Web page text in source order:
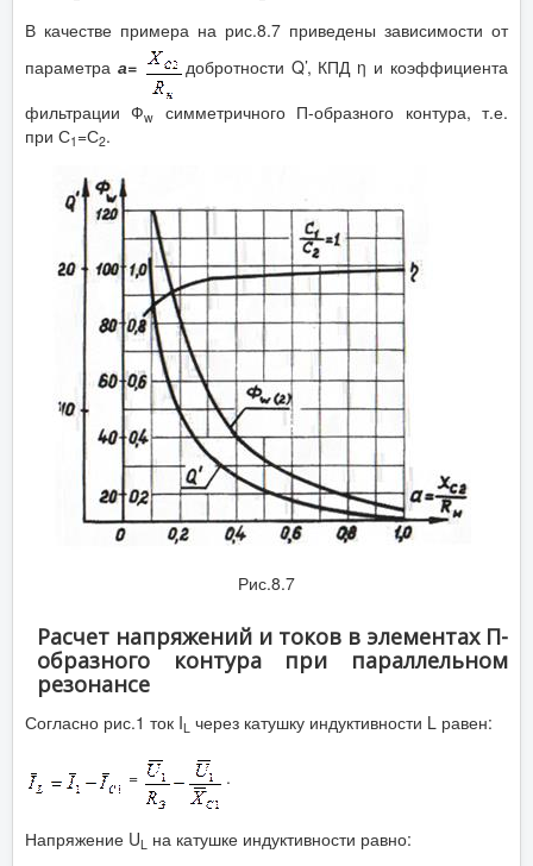
В качестве примера на рис.8.7 приведены зависимости от
параметра а=
добротности Q’, КПД η и коэффициента
фильтрации Фw
симметричного П-образного контура, т.е.
при С1 =С2.
Рис.8.7
Расчет напряжений и токов в элементах П-
образного контура при параллельном
резонансе
Согласно рис.1 ток IL через катушку индуктивности L равен:
= .
Напряжение UL на катушке индуктивности равно: